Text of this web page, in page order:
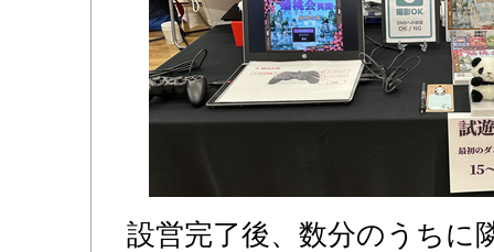
設営完了後、数分のうちに